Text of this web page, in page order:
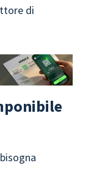
di
bisogna